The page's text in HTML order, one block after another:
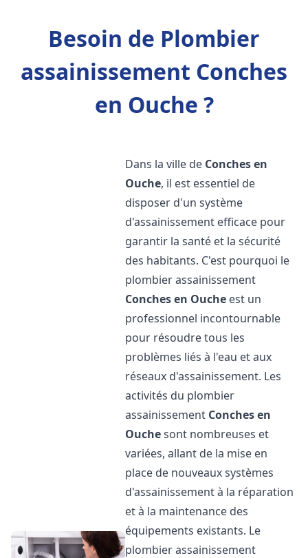
Besoin de Plombier
assainissement Conches
en Ouche ?
Dans la ville de Conches en
Ouche, il est essentiel de
disposer d'un système
d'assainissement efficace pour
garantir la santé et la sécurité
des habitants. C'est pourquoi le
plombier assainissement
Conches en Ouche est un
professionnel incontournable
pour résoudre tous les
problèmes liés à l'eau et aux
réseaux d'assainissement. Les
activités du plombier
assainissement Conches en
Ouchesont nombreuses et
variées, allant de la mise en
place de nouveaux systèmes
d'assainissement à la réparation
et à la maintenance des
équipements existants. Le
plombier assainissement